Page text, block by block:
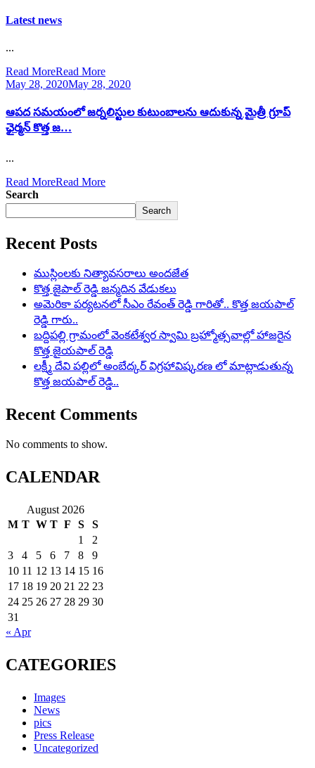
Latest news
...
Read MoreRead More
May 28, 2020May 28, 2020
ఆపద సమయంలో జర్నలిస్టుల కుటుంబాలను ఆదుకున్న మైత్రీ గ్రూప్
ఛైర్మన్ కొత్త జ…
...
Read MoreRead More
Search
Search
Recent Posts
ముస్లింలకు నిత్యావసరాలు అందజేత
కొత్త జైపాల్ రెడ్డి జన్మదిన వేడుకలు
అమెరికా పర్యటనలో సీఎం రేవంత్ రెడ్డి గారితో.. కొత్త జయపాల్
రెడ్డి గారు..
బద్దిపల్లి గ్రామంలో వెంకటేశ్వర స్వామి బ్రహ్మోత్సవాల్లో హాజరైన
కొత్త జైయపాల్ రెడ్డి
లక్ష్మీ దేవి పల్లిలో అంబేద్కర్ విగ్రహావిష్కరణ లో మాట్లాడుతున్న
కొత్త జయపాల్ రెడ్డి..
Recent Comments
No comments to show.
CALENDAR
August 2026
M T W T F S
S
1
2
3
4 5 6 7 8
9
10 11 12 13 14 15 16
17 18 19 20 21 22 23
24 25 26 27 28 29 30
31
« Apr
CATEGORIES
Images
News
pics
Press Release
Uncategorized